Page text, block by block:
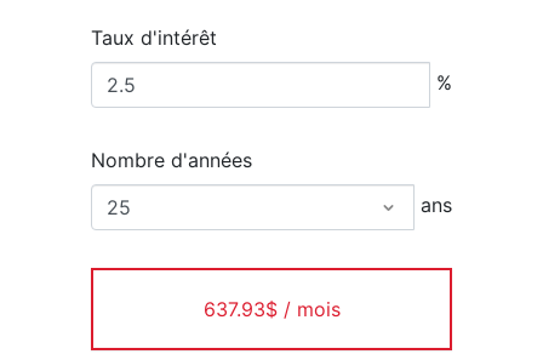
Taux d'intérêt
%
Nombre d'années
ans
637.93$ / mois